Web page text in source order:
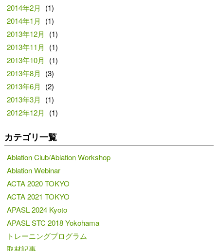
2014年2月
(1)
2014年1月
(1)
2013年12月
(1)
2013年11月
(1)
2013年10月
(1)
2013年8月
(3)
2013年6月
(2)
2013年3月
(1)
2012年12月
(1)
カテゴリ一覧
Ablation Club/Ablation Workshop
Ablation Webinar
ACTA 2020 TOKYO
ACTA 2021 TOKYO
APASL 2024 Kyoto
APASL STC 2018 Yokohama
トレーニングプログラム
取材記事